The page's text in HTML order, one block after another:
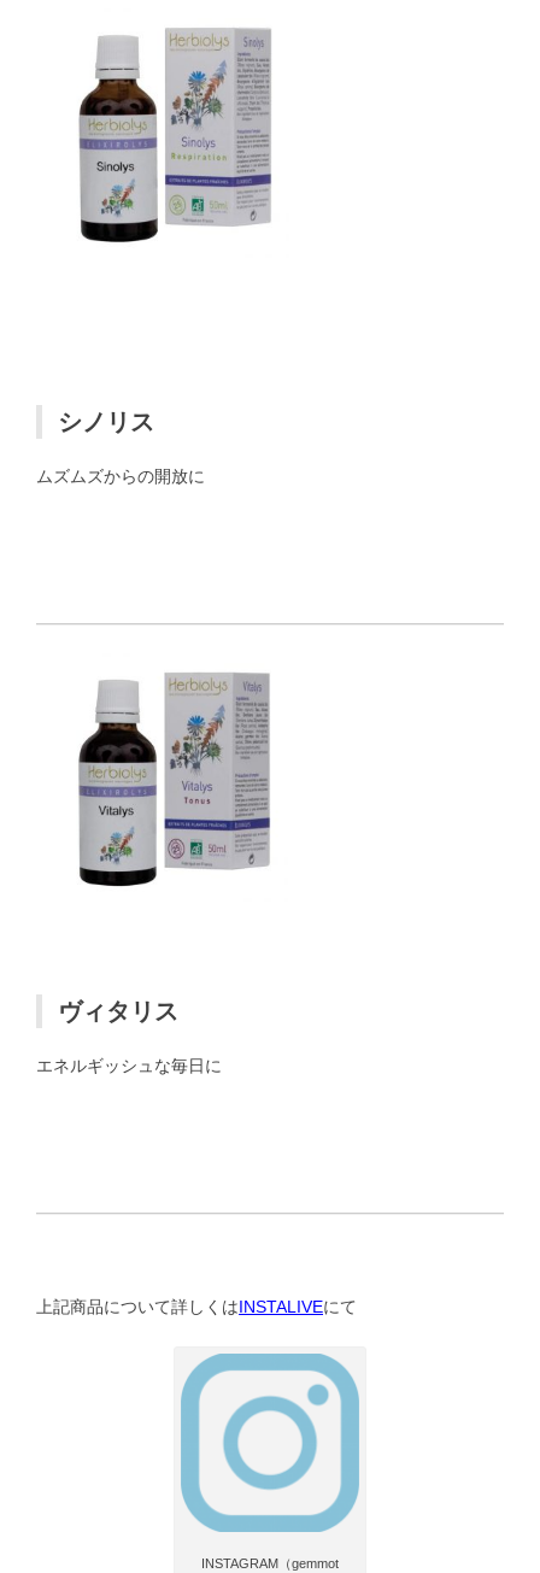
シノリス
ムズムズからの開放に
ヴィタリス
エネルギッシュな毎日に
上記商品について詳しくはINSTALIVEにて
INSTAGRAM（gemmot